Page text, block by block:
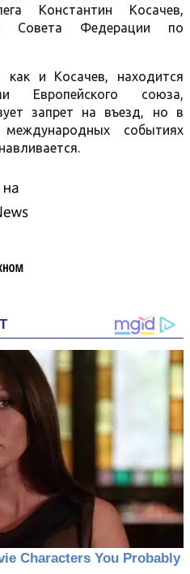
Константин Косачев,
Совета Федерации по
как и Косачев, находится
Европейского союза,
запрет на въезд, но в
событиях